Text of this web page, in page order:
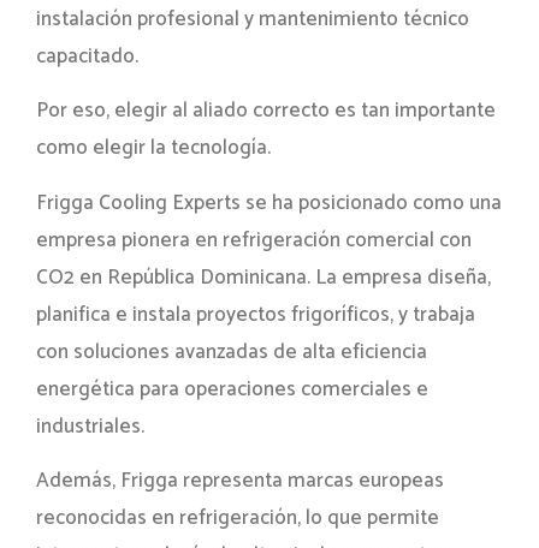
instalación profesional y mantenimiento técnico
capacitado.
Por eso, elegir al aliado correcto es tan importante
como elegir la tecnología.
Frigga Cooling Experts se ha posicionado como una
empresa pionera en refrigeración comercial con
CO2 en República Dominicana. La empresa diseña,
planifica e instala proyectos frigoríficos, y trabaja
con soluciones avanzadas de alta eficiencia
energética para operaciones comerciales e
industriales.
Además, Frigga representa marcas europeas
reconocidas en refrigeración, lo que permite